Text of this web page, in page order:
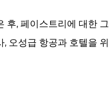
후, 페이스트리에 대한
성급 항공과 호텔을